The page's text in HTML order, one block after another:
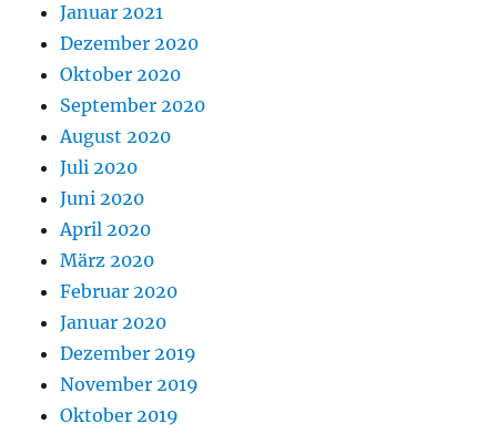
Januar 2021
Dezember 2020
Oktober 2020
September 2020
August 2020
Juli 2020
Juni 2020
April 2020
März 2020
Februar 2020
Januar 2020
Dezember 2019
November 2019
Oktober 2019